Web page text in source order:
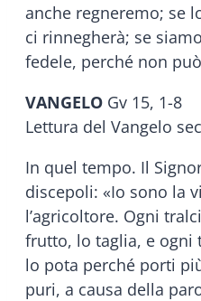
anche regneremo; se
ci rinnegherà; se
fedele, perché non
VANGELO Gv 15, 1-8
Lettura del Vangelo
In quel tempo. Il
discepoli: «Io sono la
l’agricoltore. Ogni
frutto, lo taglia, e ogni
lo pota perché porti
puri, a causa della